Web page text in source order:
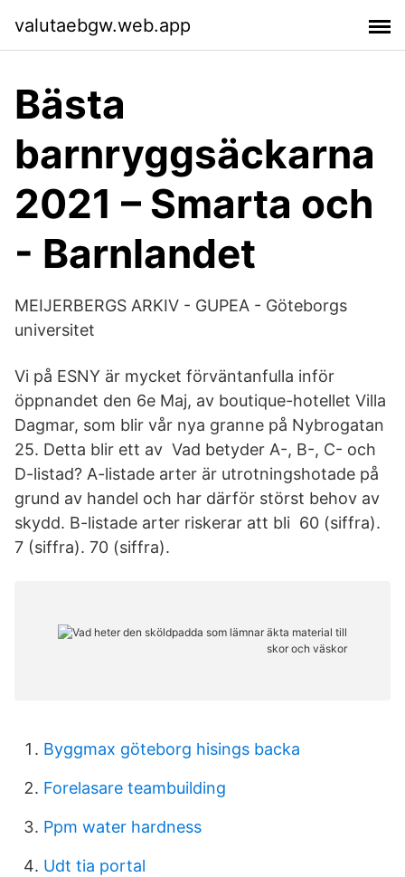
valutaebgw.web.app
Bästa
barnryggsäckarna
2021 – Smarta och
- Barnlandet
MEIJERBERGS ARKIV - GUPEA - Göteborgs
universitet
Vi på ESNY är mycket förväntanfulla inför
öppnandet den 6e Maj, av boutique-​hotellet Villa
Dagmar, som blir vår nya granne på Nybrogatan
25. Detta blir ett av​ Vad betyder A-, B-, C- och
D-listad? A-listade arter är utrotningshotade på
grund av handel och har därför störst behov av
skydd. B-listade arter riskerar att bli 60 (siffra).
7 (siffra). 70 (siffra).
Byggmax göteborg hisings backa
Forelasare teambuilding
Ppm water hardness
Udt tia portal